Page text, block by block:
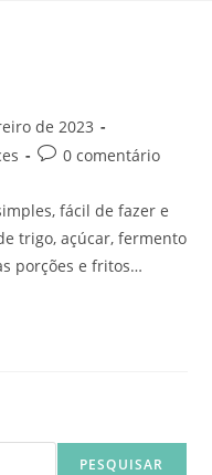
de 2023
0 comentário
fácil de fazer e
trigo, açúcar, fermento
porções e fritos…
PESQUISAR